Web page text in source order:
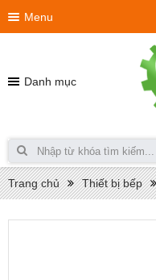
Menu
Danh mục
Trang chủ Thiết bị bếp